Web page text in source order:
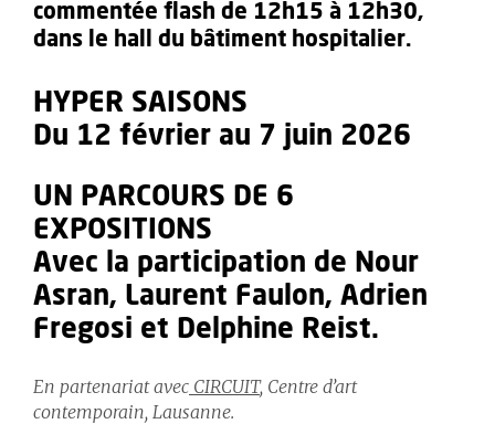
commentée flash de 12h15 à 12h30,
dans le hall du bâtiment hospitalier.
HYPER SAISONS
Du 12 février au 7 juin 2026
UN PARCOURS DE 6
EXPOSITIONS
Avec la participation de Nour
Asran, Laurent Faulon, Adrien
Fregosi et Delphine Reist.
En partenariat avec CIRCUIT, Centre d’art
contemporain, Lausanne.